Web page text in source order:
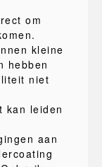
om
kleine
hebben
niet
kan leiden
aan